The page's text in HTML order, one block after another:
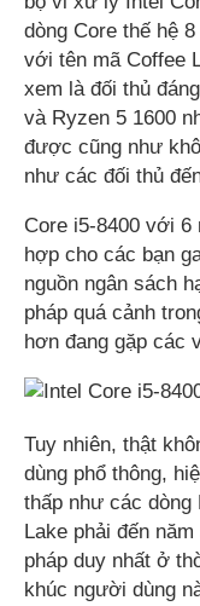
dòng Core thế hệ
với tên mã Coffee
xem là đối thủ
và Ryzen 5 1600
được cũng như
như các đối thủ
Core i5-8400 với
hợp cho các bạn
nguồn ngân sách
pháp quá cảnh
hơn đang gặp các
Tuy nhiên, thật
dùng phổ thông,
thấp như các
Lake phải đến
pháp duy nhất ở
khúc người dùng